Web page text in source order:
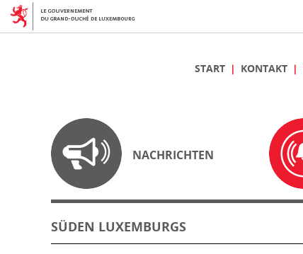
START KONTAKT
NACHRICHTEN
SÜDEN LUXEMBURGS